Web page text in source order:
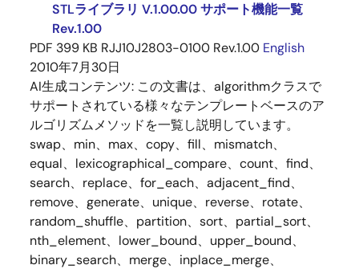
STLライブラリ V.1.00.00 サポート機能一覧
Rev.1.00
PDF 399 KB RJJ10J2803-0100 Rev.1.00 English
2010年7月30日
AI生成コンテンツ: この文書は、algorithmクラスで
サポートされている様々なテンプレートベースのア
ルゴリズムメソッドを一覧し説明しています。
swap、min、max、copy、fill、mismatch、
equal、lexicographical_compare、count、find、
search、replace、for_each、adjacent_find、
remove、generate、unique、reverse、rotate、
random_shuffle、partition、sort、partial_sort、
nth_element、lower_bound、upper_bound、
binary_search、merge、inplace_merge、